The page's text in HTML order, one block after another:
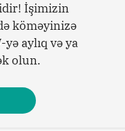
İşimizin
köməyinizə
aylıq və ya
olun.